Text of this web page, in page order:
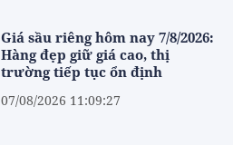
Giá sầu riêng hôm nay 7/8/2026:
Hàng đẹp giữ giá cao, thị
trường tiếp tục ổn định
07/08/2026 11:09:27